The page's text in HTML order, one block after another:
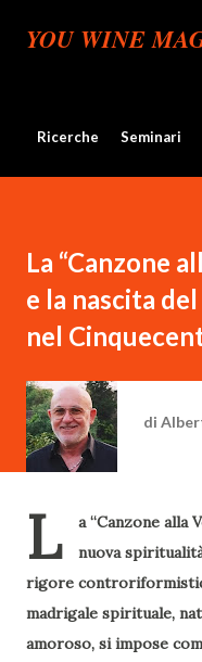
Passa
YOU WINE
Ricerche Seminari
La “Canzone
e la nascita
nel
di
L
a “Canzone alla
nuova
rigore
madrigale spirituale,
amoroso, si impose